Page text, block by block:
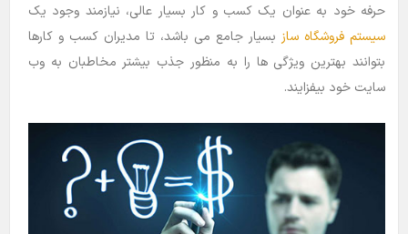
حرفه خود به عنوان یک کسب و کار بسیار عالی، نیازمند وجود یک
سیستم فروشگاه ساز بسیار جامع می باشد، تا مدیران کسب و کارها
بتوانند بهترین ویژگی ها را به منظور جذب بیشتر مخاطبان به وب
سایت خود بیفزایند.